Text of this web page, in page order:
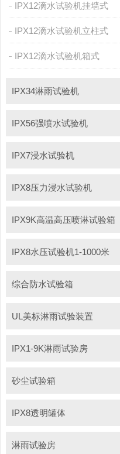
IPX12滴水试验机挂墙式
IPX12滴水试验机立柱式
IPX12滴水试验机箱式
IPX34淋雨试验机
IPX56强喷水试验机
IPX7浸水试验机
IPX8压力浸水试验机
IPX9K高温高压喷淋试验箱
IPX8水压试验机1-1000米
综合防水试验箱
UL美标淋雨试验装置
IPX1-9K淋雨试验房
砂尘试验箱
IPX8透明罐体
淋雨试验房